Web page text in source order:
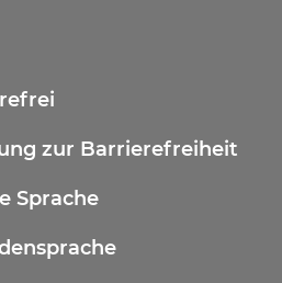
zur Barrierefreiheit
Sprache